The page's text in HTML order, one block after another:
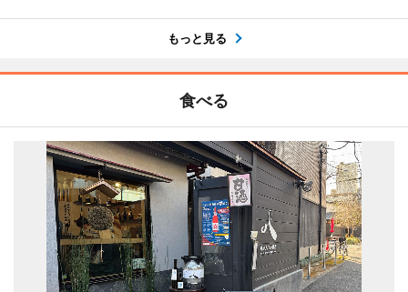
もっと見る
食べる